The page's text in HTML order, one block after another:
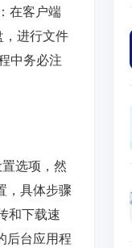
：在客户端
，进行文件
中务必注
选项，然
，具体步骤
和下载速
后台应用程